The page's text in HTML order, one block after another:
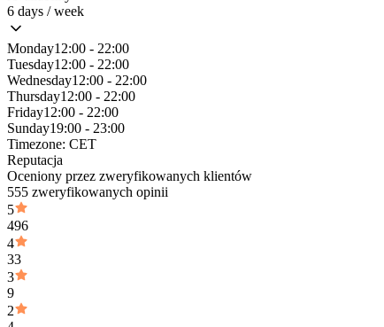
6 days / week
Monday12:00 - 22:00
Tuesday12:00 - 22:00
Wednesday12:00 - 22:00
Thursday12:00 - 22:00
Friday12:00 - 22:00
Sunday19:00 - 23:00
Timezone: CET
Reputacja
Oceniony przez zweryfikowanych klientów
555 zweryfikowanych opinii
5
496
4
33
3
9
2